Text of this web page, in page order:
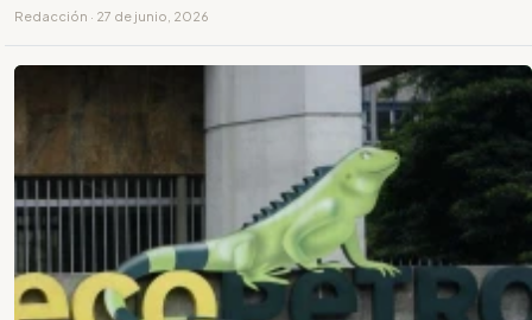
Redacción · 27 de junio, 2026